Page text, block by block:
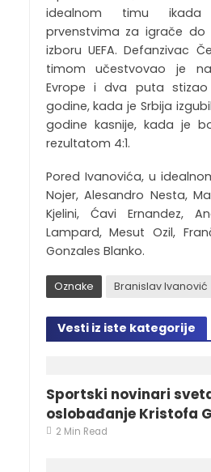
idealnom timu ikada
prvenstvima za igrače do
izboru UEFA. Defanzivac
timom učestvovao je
Evrope i dva puta
godine, kada je Srbija
godine kasnije, kada je
rezultatom 4:1.
Pored Ivanovića, u
Nojer, Alesandro Nesta,
Kjelini, Ćavi Ernandez,
Lampard, Mesut Ozil,
Gonzales Blanko.
Oznake Branislav Ivanović
Vesti iz iste kategorije
Sportski novinari
oslobađanje Kristofa
2 Min Read